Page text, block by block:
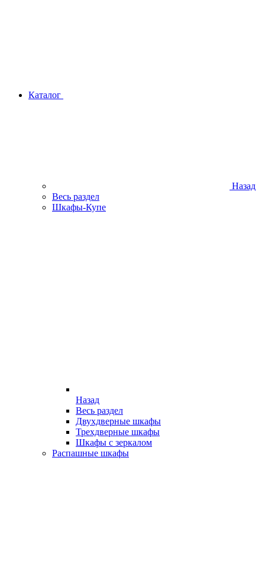
Каталог
Назад
Весь раздел
Шкафы-Купе
Назад
Весь раздел
Двухдверные шкафы
Трехдверные шкафы
Шкафы с зеркалом
Распашные шкафы